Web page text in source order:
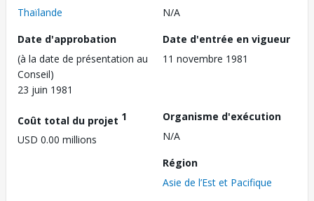
Thaïlande
N/A
Date d'approbation
(à la date de présentation au
Conseil)
23 juin 1981
Date d'entrée en vigueur
11 novembre 1981
Coût total du projet 1
USD 0.00 millions
Organisme d'exécution
N/A
Région
Asie de l’Est et Pacifique